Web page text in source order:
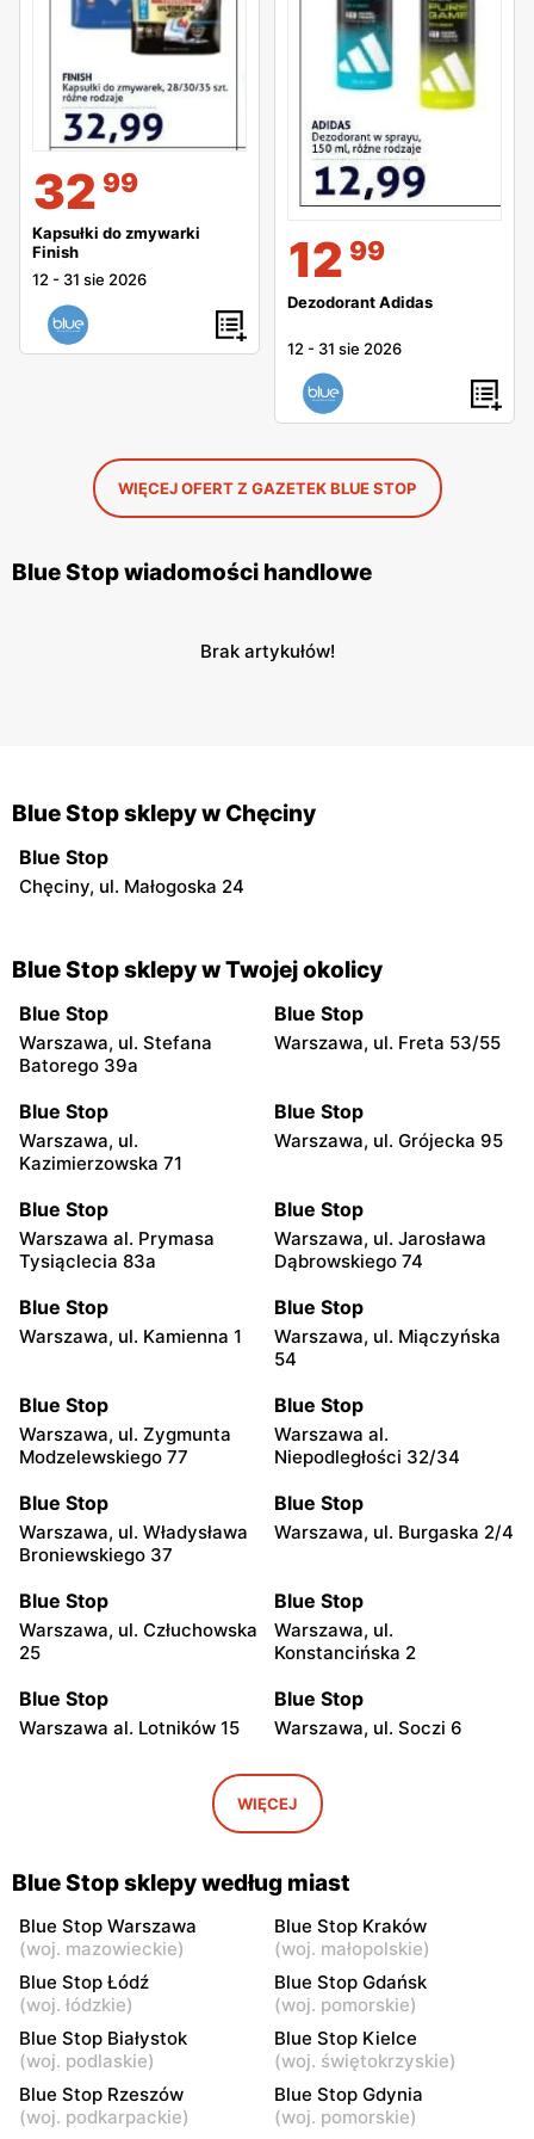
32 99
Kapsułki do zmywarki
Finish
12 - 31 sie 2026 12 99
Dezodorant Adidas
12 - 31 sie 2026
WIĘCEJ OFERT Z GAZETEK BLUE STOP
Blue Stop wiadomości handlowe
Brak artykułów!
Blue Stop sklepy w Chęciny
Blue Stop
Chęciny, ul. Małogoska 24
Blue Stop sklepy w Twojej okolicy
Blue Stop
Warszawa, ul. Stefana
Batorego 39a
Blue Stop
Warszawa, ul. Freta 53/55
Blue Stop
Warszawa, ul.
Kazimierzowska 71
Blue Stop
Warszawa, ul. Grójecka 95
Blue Stop
Warszawa al. Prymasa
Tysiąclecia 83a
Blue Stop
Warszawa, ul. Jarosława
Dąbrowskiego 74
Blue Stop
Warszawa, ul. Kamienna 1
Blue Stop
Warszawa, ul. Miączyńska
54
Blue Stop
Warszawa, ul. Zygmunta
Modzelewskiego 77
Blue Stop
Warszawa al.
Niepodległości 32/34
Blue Stop
Warszawa, ul. Władysława
Broniewskiego 37
Blue Stop
Warszawa, ul. Burgaska 2/4
Blue Stop
Warszawa, ul. Człuchowska
25
Blue Stop
Warszawa, ul.
Konstancińska 2
Blue Stop
Warszawa al. Lotników 15
Blue Stop
Warszawa, ul. Soczi 6
Warszawa, ul. Wałbrzyska
Blue Stop
Warszawa, ul. Okrężna 38
Blue Stop
Warszawa, ul. Portofino 8
Blue Stop
Warszawa, ul. Wawrzyńca
Surowieckiego 10
Warszawa, ul. Edwarda
Dembowskiego 10
Warszawa, ul. Kompanii AK
Kordian 1
Blue Stop
Piastów, ul. Ks. Ignacego
Skorupki 2
Blue Stop
Piastów, ul. Waleriana
Łukasińskiego 25
WIĘCEJ
Blue Stop sklepy według miast
Blue Stop Warszawa
(woj. mazowieckie)
Blue Stop Kraków
(woj. małopolskie)
Blue Stop Łódź
(woj. łódzkie)
Blue Stop Gdańsk
(woj. pomorskie)
Blue Stop Białystok
(woj. podlaskie)
Blue Stop Kielce
(woj. świętokrzyskie)
Blue Stop Rzeszów
(woj. podkarpackie)
Blue Stop Gdynia
(woj. pomorskie)